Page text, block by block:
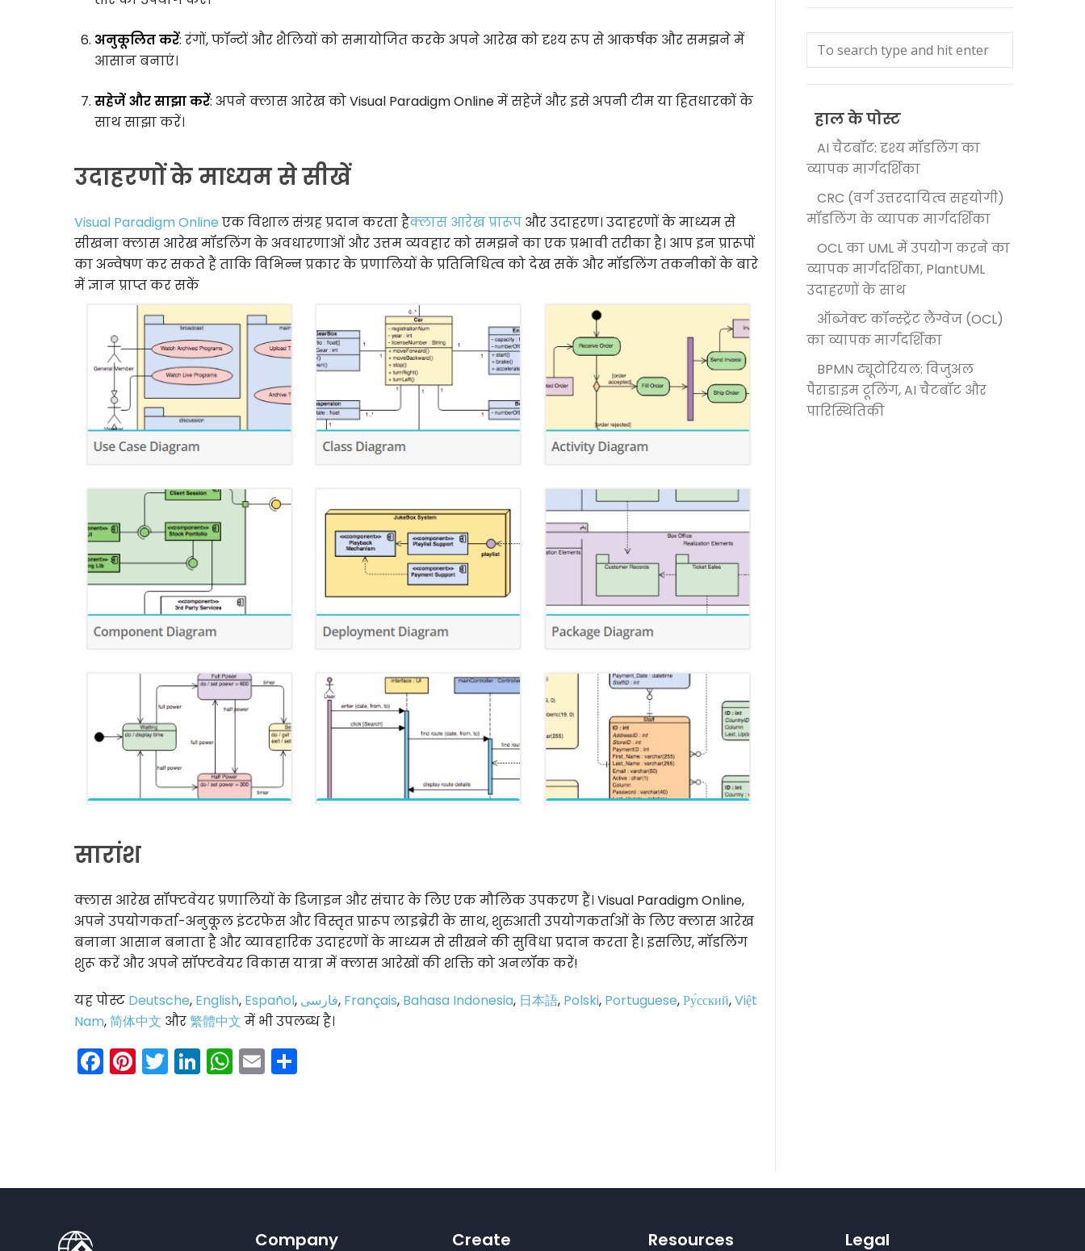
अनुकूलित करें: रंगों, फॉन्टों और शैलियों को समायोजित करके अपने आरेख को दृश्य रूप से आकर्षक और समझने में
आसान बनाएं।
सहेजें और साझा करें: अपने क्लास आरेख को Visual Paradigm Online में सहेजें और इसे अपनी टीम या हितधारकों के
साथ साझा करें।
उदाहरणों के माध्यम से सीखें
Visual Paradigm Online एक विशाल संग्रह प्रदान करता हैक्लास आरेख प्रारूप और उदाहरण। उदाहरणों के माध्यम से
सीखना क्लास आरेख मॉडलिंग के अवधारणाओं और उत्तम व्यवहार को समझने का एक प्रभावी तरीका है। आप इन प्रारूपों
का अन्वेषण कर सकते हैं ताकि विभिन्न प्रकार के प्रणालियों के प्रतिनिधित्व को देख सकें और मॉडलिंग तकनीकों के बारे
में ज्ञान प्राप्त कर सकें
सारांश
क्लास आरेख सॉफ्टवेयर प्रणालियों के डिजाइन और संचार के लिए एक मौलिक उपकरण हैं। Visual Paradigm Online,
अपने उपयोगकर्ता-अनुकूल इंटरफेस और विस्तृत प्रारूप लाइब्रेरी के साथ, शुरुआती उपयोगकर्ताओं के लिए क्लास आरेख
बनाना आसान बनाता है और व्यावहारिक उदाहरणों के माध्यम से सीखने की सुविधा प्रदान करता है। इसलिए, मॉडलिंग
शुरू करें और अपने सॉफ्टवेयर विकास यात्रा में क्लास आरेखों की शक्ति को अनलॉक करें!
यह पोस्ट Deutsche, English, Español, فارسی, Français, Bahasa Indonesia, 日本語, Polski, Portuguese,Ру́сский,Việt
Nam,简体中文 और繁體中文 में भी उपलब्ध है।
Facebook
Pinterest
Twitter
LinkedIn
WhatsApp
Email
हाल के पोस्ट
AI चैटबॉट: दृश्य मॉडलिंग का
व्यापक मार्गदर्शिका
CRC (वर्ग उत्तरदायित्व सहयोगी)
मॉडलिंग के व्यापक मार्गदर्शिका
OCL का UML में उपयोग करने का
व्यापक मार्गदर्शिका, PlantUML
उदाहरणों के साथ
ऑब्जेक्ट कॉन्स्ट्रेंट लैंग्वेज (OCL)
का व्यापक मार्गदर्शिका
BPMN ट्यूटोरियल: विजुअल
पैराडाइम टूलिंग, AI चैटबॉट और
पारिस्थितिकी
Company Create Resources Legal